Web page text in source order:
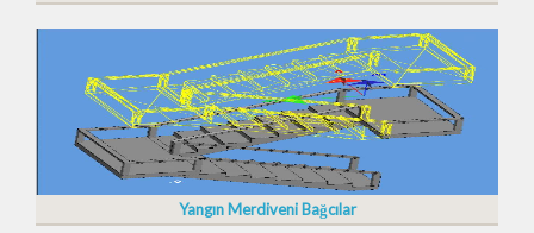
Yangın Merdiveni Bağcılar